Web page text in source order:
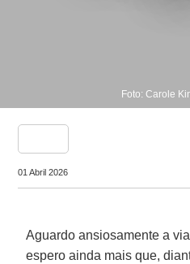
Foto: Carole
01 Abril 2026
Aguardo ansiosamente a
espero ainda mais que,